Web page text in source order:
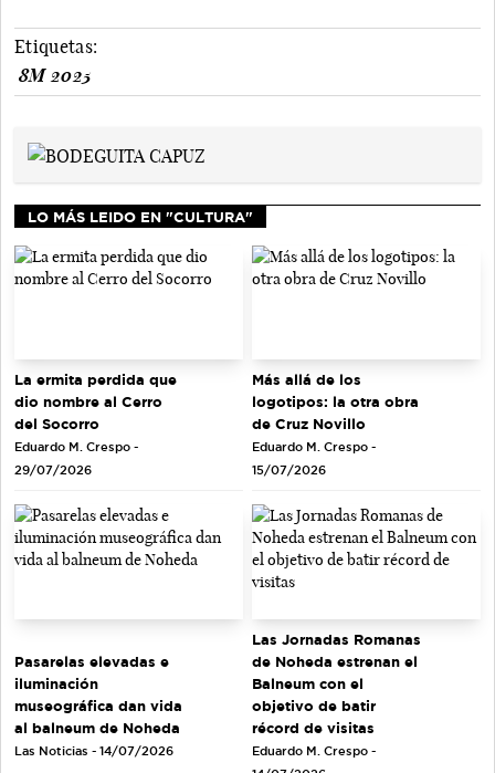
Etiquetas:
8M 2025
LO MÁS LEIDO EN "CULTURA"
La ermita perdida que
dio nombre al Cerro
del Socorro
Eduardo M. Crespo -
29/07/2026
Más allá de los
logotipos: la otra obra
de Cruz Novillo
Eduardo M. Crespo -
15/07/2026
Pasarelas elevadas e
iluminación
museográfica dan vida
al balneum de Noheda
Las Noticias - 14/07/2026
Las Jornadas Romanas
de Noheda estrenan el
Balneum con el
objetivo de batir
récord de visitas
Eduardo M. Crespo -